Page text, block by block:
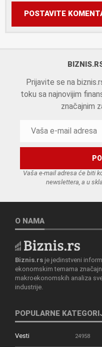
POSTAVITE
Prijavite se na
toku sa najnovijim
značajnim
Vaša e-mail adresa će biti
newslettera, a u
O NAMA
Biznis.rs je jedinstveni
ekonomskim temama
makroekonomskih analiza
industrije.
POPULARNE
Vesti 24958